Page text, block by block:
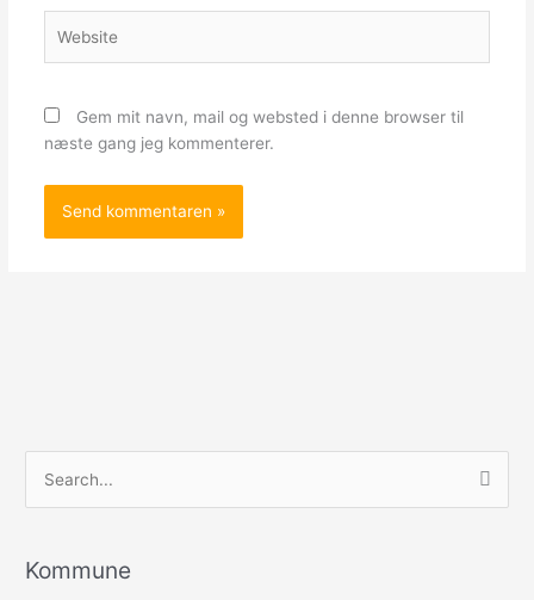
Gem mit navn, mail og websted i denne browser til
næste gang jeg kommenterer.
e
Kommune